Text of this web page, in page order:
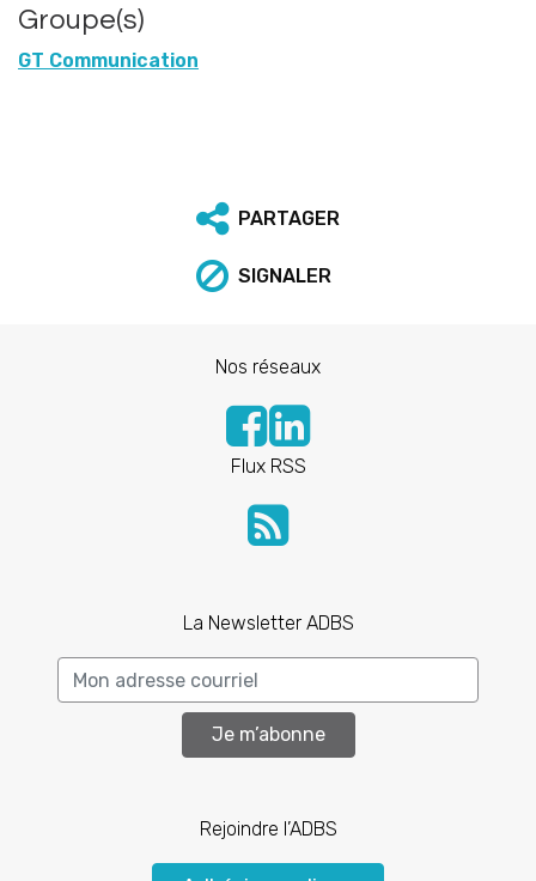
Groupe(s)
GT Communication
PARTAGER
SIGNALER
Nos réseaux
Flux RSS
La Newsletter ADBS
Je m’abonne
Rejoindre l’ADBS